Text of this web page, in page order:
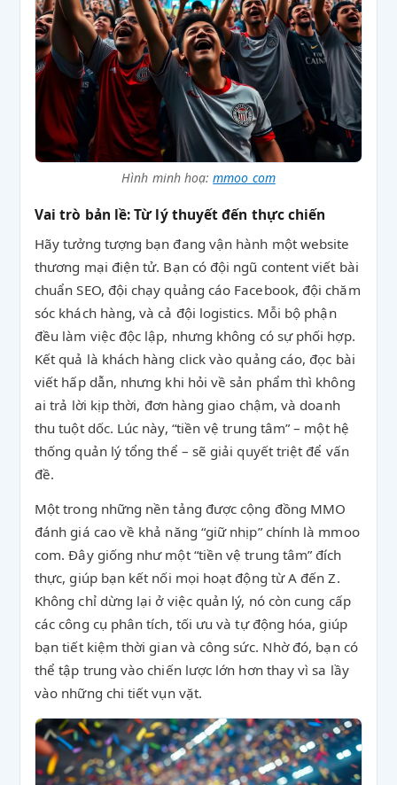
Hình minh hoạ:mmoo com
Vai trò bản lề: Từ lý thuyết đến thực chiến
Hãy tưởng tượng bạn đang vận hành một website
thương mại điện tử. Bạn có đội ngũ content viết bài
chuẩn SEO, đội chạy quảng cáo Facebook, đội chăm
sóc khách hàng, và cả đội logistics. Mỗi bộ phận
đều làm việc độc lập, nhưng không có sự phối hợp.
Kết quả là khách hàng click vào quảng cáo, đọc bài
viết hấp dẫn, nhưng khi hỏi về sản phẩm thì không
ai trả lời kịp thời, đơn hàng giao chậm, và doanh
thu tuột dốc. Lúc này, “tiền vệ trung tâm” – một hệ
thống quản lý tổng thể – sẽ giải quyết triệt để vấn
đề.
Một trong những nền tảng được cộng đồng MMO
đánh giá cao về khả năng “giữ nhịp” chính là mmoo
com. Đây giống như một “tiền vệ trung tâm” đích
thực, giúp bạn kết nối mọi hoạt động từ A đến Z.
Không chỉ dừng lại ở việc quản lý, nó còn cung cấp
các công cụ phân tích, tối ưu và tự động hóa, giúp
bạn tiết kiệm thời gian và công sức. Nhờ đó, bạn có
thể tập trung vào chiến lược lớn hơn thay vì sa lầy
vào những chi tiết vụn vặt.